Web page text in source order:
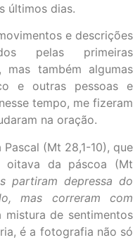
últimos dias.
e descrições
pelas primeiras
mas também algumas
e outras pessoas e
tempo, me fizeram
na oração.
(Mt 28,1-10), que
oitava da páscoa (Mt
partiram depressa do
mas correram com
mistura de sentimentos
é a fotografia não só